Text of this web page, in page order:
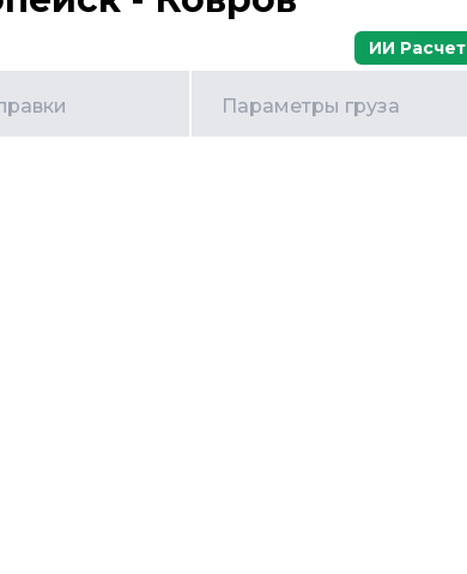
Параметры груза
ИИ Расчет